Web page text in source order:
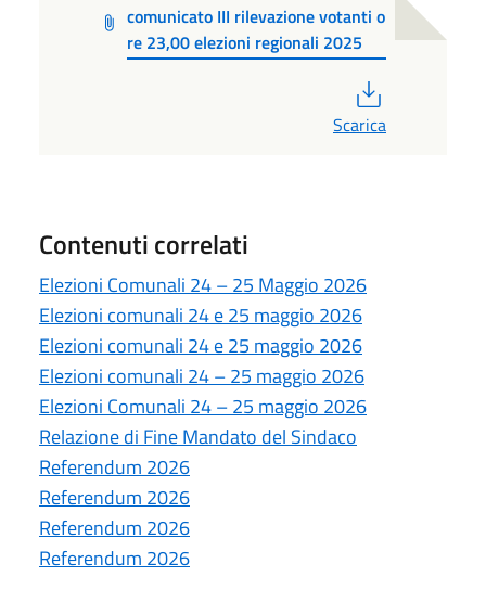
comunicato III rilevazione votanti o
re 23,00 elezioni regionali 2025
Scarica
Contenuti correlati
Elezioni Comunali 24 – 25 Maggio 2026
Elezioni comunali 24 e 25 maggio 2026
Elezioni comunali 24 e 25 maggio 2026
Elezioni comunali 24 – 25 maggio 2026
Elezioni Comunali 24 – 25 maggio 2026
Relazione di Fine Mandato del Sindaco
Referendum 2026
Referendum 2026
Referendum 2026
Referendum 2026